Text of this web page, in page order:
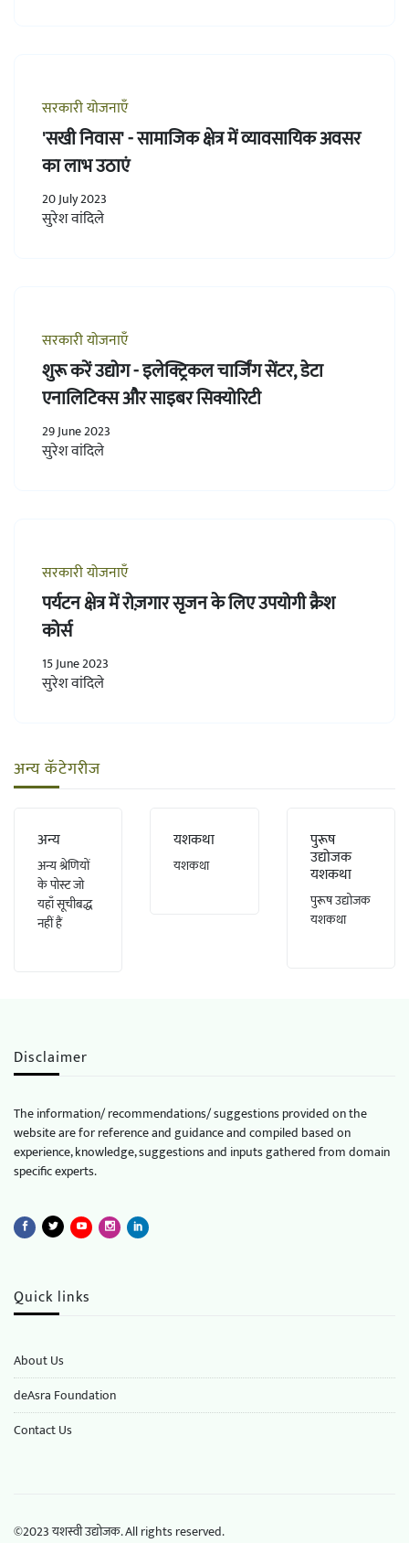
सरकारी योजनाएँ
'सखी निवास' - सामाजिक क्षेत्र में व्यावसायिक अवसर
का लाभ उठाएं
20 July 2023
सुरेश वांदिले
सरकारी योजनाएँ
शुरू करें उद्योग - इलेक्ट्रिकल चार्जिंग सेंटर, डेटा
एनालिटिक्स और साइबर सिक्योरिटी
29 June 2023
सुरेश वांदिले
सरकारी योजनाएँ
पर्यटन क्षेत्र में रोज़गार सृजन के लिए उपयोगी क्रैश
कोर्स
15 June 2023
सुरेश वांदिले
अन्य कॅटेगरीज
अन्य
अन्य श्रेणियों
के पोस्ट जो
यहाँ सूचीबद्ध
नहीं हैं
यशकथा
यशकथा
पुरूष
उद्योजक
यशकथा
पुरूष उद्योजक
यशकथा
Disclaimer
The information/ recommendations/ suggestions provided on the
website are for reference and guidance and compiled based on
experience, knowledge, suggestions and inputs gathered from domain
specific experts.
Quick links
About Us
deAsra Foundation
​​Contact Us
©2023 यशस्वी उद्योजक. All rights reserved.